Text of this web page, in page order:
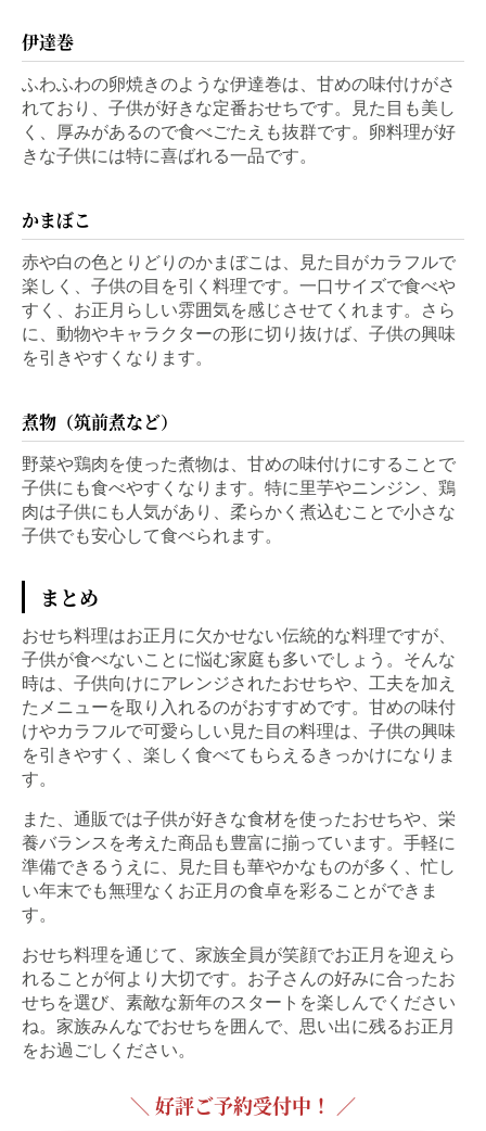
伊達巻
ふわふわの卵焼きのような伊達巻は、甘めの味付けがさ
れており、子供が好きな定番おせちです。見た目も美し
く、厚みがあるので食べごたえも抜群です。卵料理が好
きな子供には特に喜ばれる一品です。
かまぼこ
赤や白の色とりどりのかまぼこは、見た目がカラフルで
楽しく、子供の目を引く料理です。一口サイズで食べや
すく、お正月らしい雰囲気を感じさせてくれます。さら
に、動物やキャラクターの形に切り抜けば、子供の興味
を引きやすくなります。
煮物（筑前煮など）
野菜や鶏肉を使った煮物は、甘めの味付けにすることで
子供にも食べやすくなります。特に里芋やニンジン、鶏
肉は子供にも人気があり、柔らかく煮込むことで小さな
子供でも安心して食べられます。
まとめ
おせち料理はお正月に欠かせない伝統的な料理ですが、
子供が食べないことに悩む家庭も多いでしょう。そんな
時は、子供向けにアレンジされたおせちや、工夫を加え
たメニューを取り入れるのがおすすめです。甘めの味付
けやカラフルで可愛らしい見た目の料理は、子供の興味
を引きやすく、楽しく食べてもらえるきっかけになりま
す。
また、通販では子供が好きな食材を使ったおせちや、栄
養バランスを考えた商品も豊富に揃っています。手軽に
準備できるうえに、見た目も華やかなものが多く、忙し
い年末でも無理なくお正月の食卓を彩ることができま
す。
おせち料理を通じて、家族全員が笑顔でお正月を迎えら
れることが何より大切です。お子さんの好みに合ったお
せちを選び、素敵な新年のスタートを楽しんでください
ね。家族みんなでおせちを囲んで、思い出に残るお正月
をお過ごしください。
＼ 好評ご予約受付中！ ／